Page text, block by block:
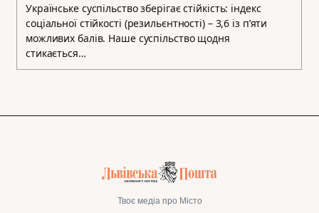
Українське суспільство зберігає стійкість: індекс
соціальної стійкості (резильєнтності) – 3,6 із п’яти
можливих балів. Наше суспільство щодня
стикається…
Твоє медіа про Місто